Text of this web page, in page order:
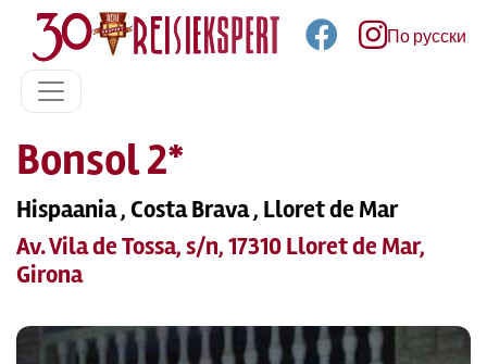
По русски
Bonsol 2*
Hispaania , Costa Brava , Lloret de Mar
Av. Vila de Tossa, s/n, 17310 Lloret de Mar,
Girona